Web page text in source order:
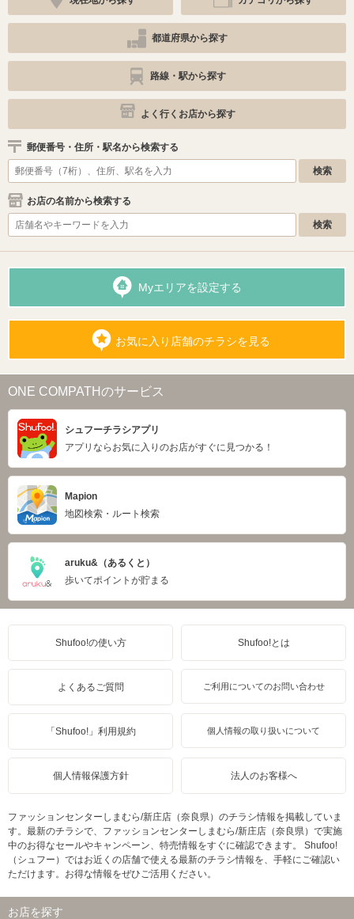
都道府県から探す
路線・駅から探す
よく行くお店から探す
郵便番号・住所・駅名から検索する
お店の名前から検索する
Myエリアを設定する
お気に入り店舗のチラシを見る
ONE COMPATHのサービス
シュフーチラシアプリ
アプリならお気に入りのお店がすぐに見つかる！
Mapion
地図検索・ルート検索
aruku&（あるくと）
歩いてポイントが貯まる
Shufoo!の使い方 Shufoo!とは
よくあるご質問 ご利用についてのお問い合わせ
「Shufoo!」利用規約 個人情報の取り扱いについて
個人情報保護方針 法人のお客様へ
ファッションセンターしまむら/新庄店（奈良県）のチラシ情報を掲載していま
す。最新のチラシで、ファッションセンターしまむら/新庄店（奈良県）で実施
中のお得なセールやキャンペーン、特売情報をすぐに確認できます。 Shufoo!
（シュフー）ではお近くの店舗で使える最新のチラシ情報を、手軽にご確認い
ただけます。お得な情報をぜひご活用ください。
お店を探す